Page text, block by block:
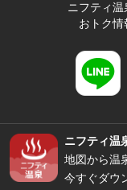
ニフティ
おトク情
ニフティ温
地図から温
今すぐダウ